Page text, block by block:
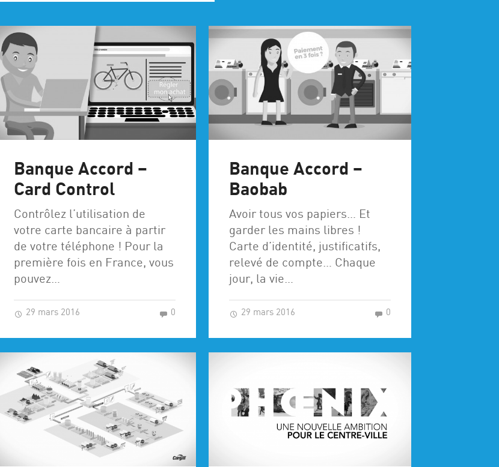
Banque Accord –
Card Control
Contrôlez l’utilisation de
votre carte bancaire à partir
de votre téléphone ! Pour la
première fois en France, vous
pouvez…
29 mars 2016 0
Banque Accord –
Baobab
Avoir tous vos papiers… Et
garder les mains libres !
Carte d’identité, justificatifs,
relevé de compte… Chaque
jour, la vie…
29 mars 2016 0